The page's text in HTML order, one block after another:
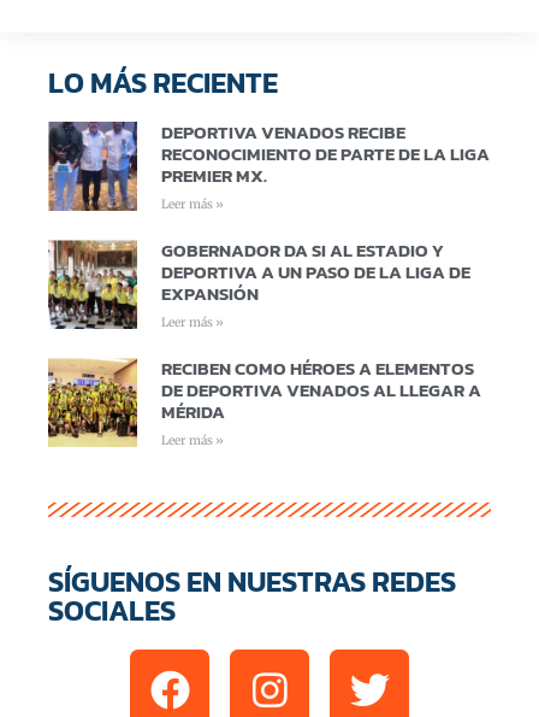
LO MÁS RECIENTE
DEPORTIVA VENADOS RECIBE
RECONOCIMIENTO DE PARTE DE LA LIGA
PREMIER MX.
Leer más »
GOBERNADOR DA SI AL ESTADIO Y
DEPORTIVA A UN PASO DE LA LIGA DE
EXPANSIÓN
Leer más »
RECIBEN COMO HÉROES A ELEMENTOS
DE DEPORTIVA VENADOS AL LLEGAR A
MÉRIDA
Leer más »
SÍGUENOS EN NUESTRAS REDES
SOCIALES